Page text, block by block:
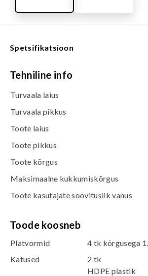
Spetsifikatsioon
Tehniline info
Turvaala laius
Turvaala pikkus
Toote laius
Toote pikkus
Toote kõrgus
Maksimaalne kukkumiskõrgus
Toote kasutajate soovituslik vanus
Toode koosneb
Platvormid
4 tk kõrgusega
Katused
2 tk
HDPE plastik